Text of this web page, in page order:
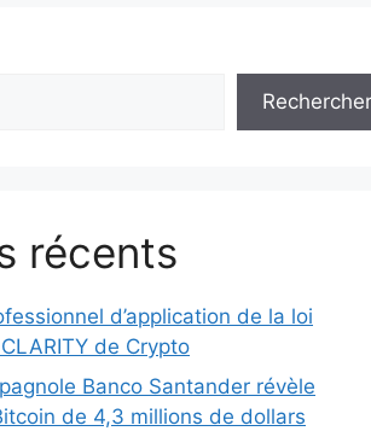
Rechercher
récents
d’application de la loi
de Crypto
Banco Santander révèle
de 4,3 millions de dollars